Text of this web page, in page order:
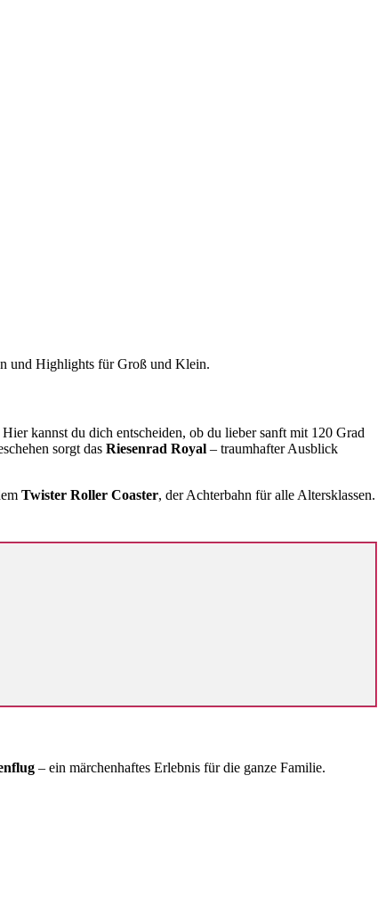
und Highlights für Groß und Klein.
Hier kannst du dich entscheiden, ob du lieber sanft mit 120 Grad
sorgt das Riesenrad Royal – traumhafter Ausblick
Twister Roller Coaster, der Achterbahn für alle Altersklassen.
– ein märchenhaftes Erlebnis für die ganze Familie.